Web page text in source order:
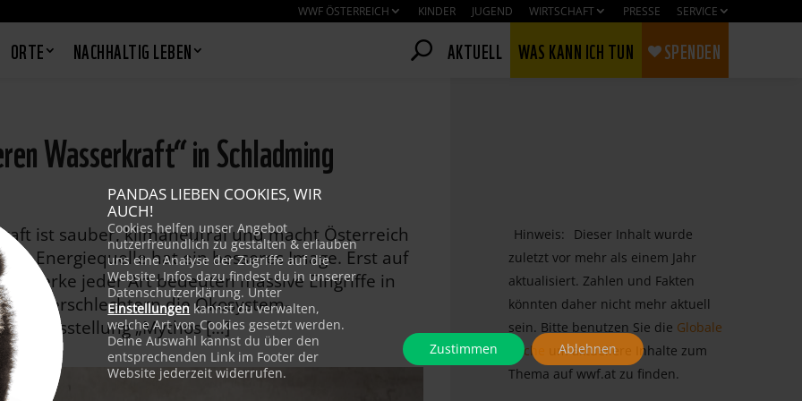
WWF ÖSTERREICH KINDER JUGEND WIRTSCHAFT PRESSE SERVICE
ORTE NACHHALTIG LEBEN AKTUELL WAS KANN ICH TUN SPENDEN
Wasserkraft“ in Schladming
ist sauber, klimaneutral und macht Österreich
Energiequelle hat ein besseres Image. Erst auf
jeder Art bedeuten massive Eingriffe in
verschlechtern die Ökosystem-
Ausstellung „Mythos […]
Hinweis:
Dieser Inhalt wurde
zuletzt vor mehr als einem Jahr
aktualisiert. Zahlen und Fakten
könnten daher nicht mehr aktuell
sein. Bitte benutzen Sie die Globale
Suche
um aktuellere Inhalte zum
Thema auf wwf.at zu finden.
PANDAS LIEBEN COOKIES, WIR
AUCH!
Cookies helfen unser Angebot
nutzerfreundlich zu gestalten & erlauben
uns eine Analyse der Zugriffe auf die
Website. Infos dazu findest du in unserer
Datenschutzerklärung. Unter
Einstellungen kannst du verwalten,
welche Art von Cookies gesetzt werden.
Deine Auswahl kannst du über den
entsprechenden Link im Footer der
Website jederzeit widerrufen.
Zustimmen Ablehnen